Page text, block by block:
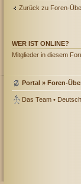
Zurück zu Foren-
WER IST ONLINE?
Mitglieder in diesem
Portal » Foren-
Das Team •